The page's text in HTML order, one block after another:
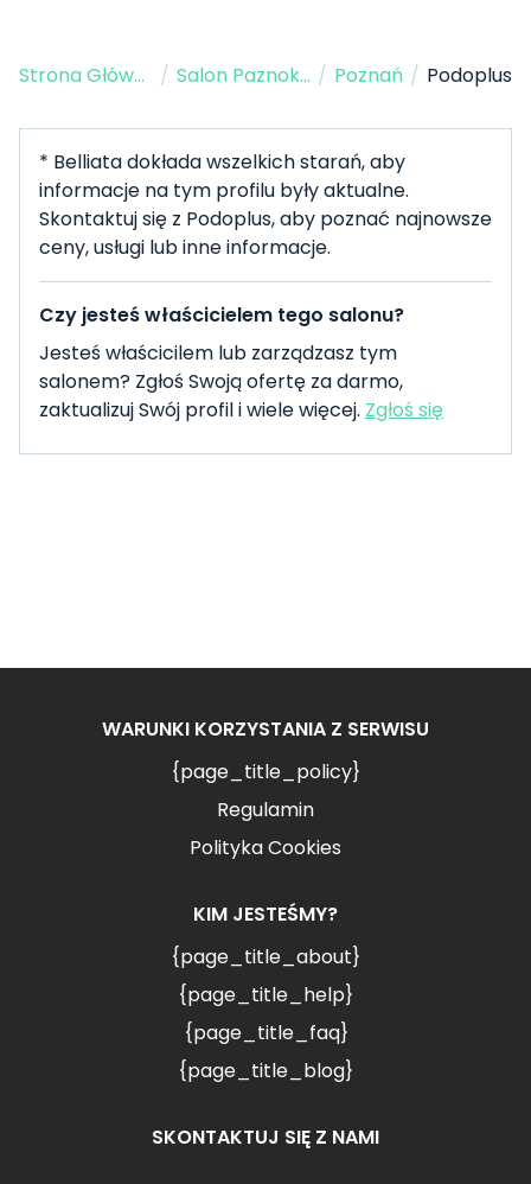
Strona Główna / Salon Paznokci / Poznań / Podoplus
* Belliata dokłada wszelkich starań, aby
informacje na tym profilu były aktualne.
Skontaktuj się z Podoplus, aby poznać najnowsze
ceny, usługi lub inne informacje.
Czy jesteś właścicielem tego salonu?
Jesteś właścicilem lub zarządzasz tym
salonem? Zgłoś Swoją ofertę za darmo,
zaktualizuj Swój profil i wiele więcej. Zgłoś się
WARUNKI KORZYSTANIA Z SERWISU
{page_title_policy}
Regulamin
Polityka Cookies
KIM JESTEŚMY?
{page_title_about}
{page_title_help}
{page_title_faq}
{page_title_blog}
SKONTAKTUJ SIĘ Z NAMI